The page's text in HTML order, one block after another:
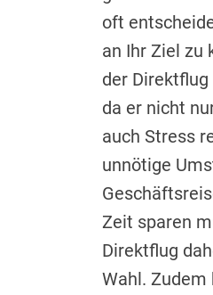
oft
an Ihr Ziel zu
der
da er nicht
auch Stress
unnötige
Zeit sparen
Direktflug
Wahl. Zudem